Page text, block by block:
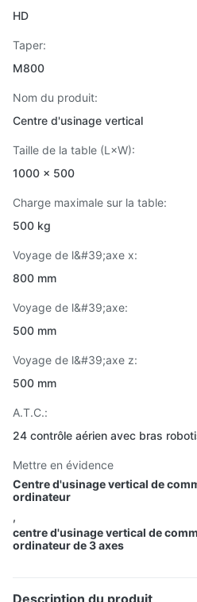
HD
Taper:
M800
Nom du produit:
Centre d'usinage vertical
Taille de la table (L×W):
1000 × 500
Charge maximale sur la table:
500 kg
Voyage de l&#39;axe x:
800 mm
Voyage de l&#39;axe:
500 mm
Voyage de l&#39;axe z:
500 mm
A.T.C.:
24 contrôle aérien avec bras
Mettre en évidence
Centre d'usinage vertical de
ordinateur
,
centre d'usinage vertical de
ordinateur de 3 axes
Description du produit